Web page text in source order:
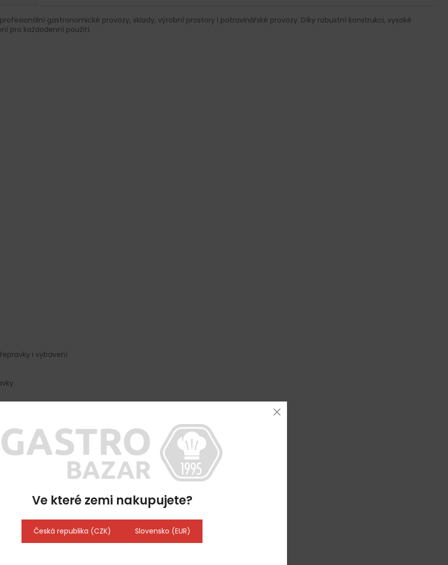
gastronomické provozy, sklady, výrobní prostory i potravinářské provozy. Díky robustní konstrukci, vysoké
pro každodenní použití.
i vybavení
Ve které zemi nakupujete?
Česká republika (CZK) Slovensko (EUR)